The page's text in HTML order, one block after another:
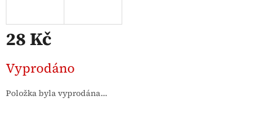
28 Kč
cena:
Vyprodáno
Položka byla vyprodána…